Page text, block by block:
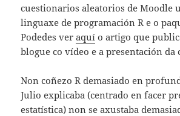
cuestionarios aleatorios de Moodle
linguaxe de programación R e o
Podedes veraquí o artigo que
blogue co vídeo e a presentación da
Non coñezo R demasiado en
Julio explicaba (centrado en facer
estatística) non se axustaba